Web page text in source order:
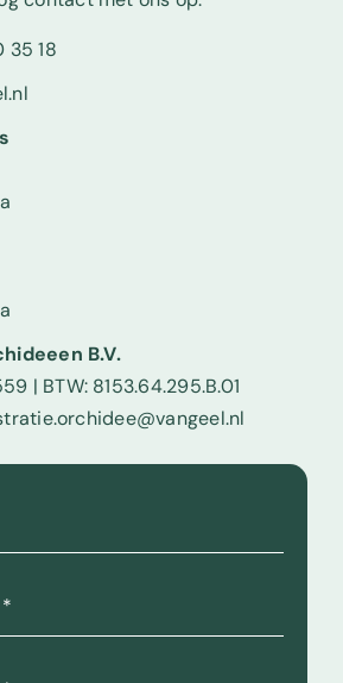
35 18
B.V.
| BTW: 8153.64.295.B.01